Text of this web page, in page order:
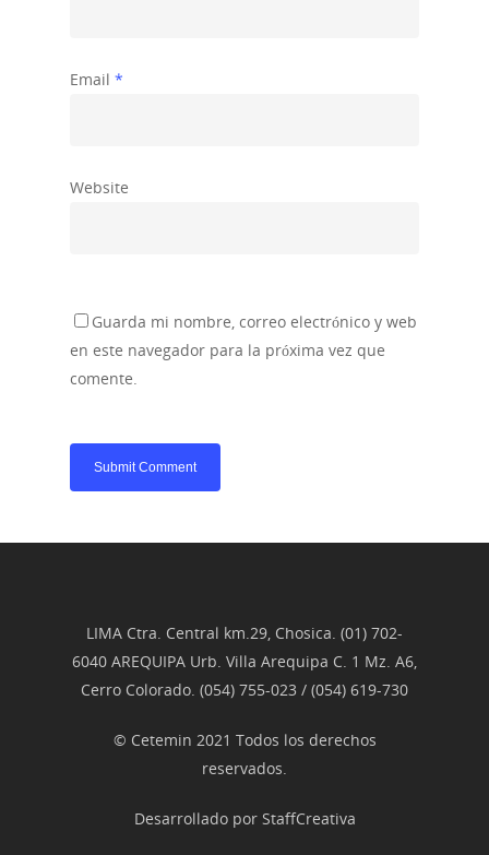
Email *
Website
Guarda mi nombre, correo electrónico y web
en este navegador para la próxima vez que
comente.
LIMA Ctra. Central km.29, Chosica. (01) 702-
6040 AREQUIPA Urb. Villa Arequipa C. 1 Mz. A6,
Cerro Colorado. (054) 755-023 / (054) 619-730
© Cetemin 2021 Todos los derechos
reservados.
Desarrollado por StaffCreativa